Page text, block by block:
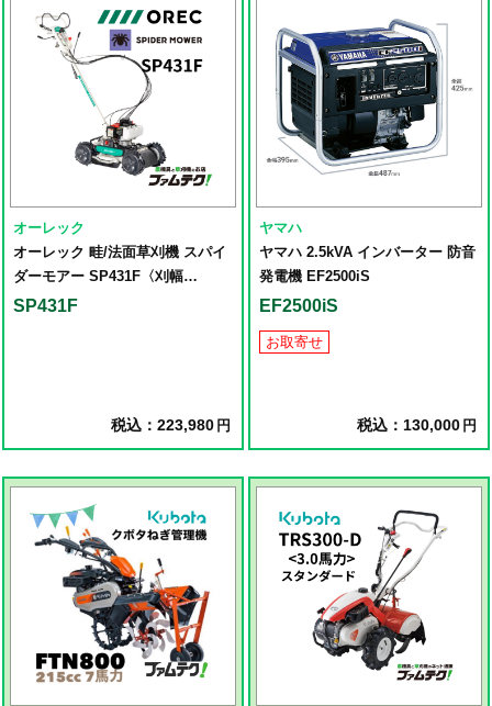
オーレック
オーレック 畦/法面草刈機 スパイ
ダーモアー SP431F〈刈幅
430mm〉
SP431F
税込：223,980 円
ヤマハ
ヤマハ 2.5kVA インバーター 防音
発電機 EF2500iS
EF2500iS
お取寄せ
税込：130,000 円